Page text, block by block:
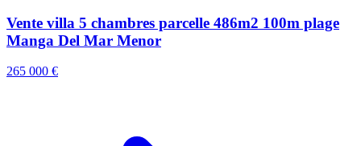
Vente villa 5 chambres parcelle 486m2 100m plage
Manga Del Mar Menor
265 000 €